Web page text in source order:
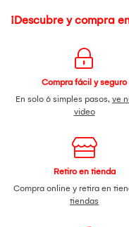
¡Descubre y compra
Compra fácil y seguro
En solo 6 simples pasos, ve
video
Retiro en tienda
Compra online y retira en
tiendas